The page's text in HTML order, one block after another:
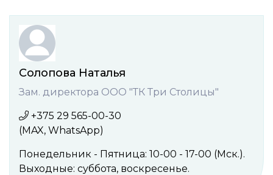
Солопова Наталья
Зам. директора ООО "ТК Три Столицы"
+375 29 565-00-30
(MAX, WhatsApp)
Понедельник - Пятница: 10-00 - 17-00 (Мск.).
Выходные: cуббота, воcкресенье.